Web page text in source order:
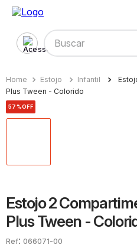
Buscar
Estojo Infantil
Plus Tween - Colorido
57%OFF
Estojo 2
Plus Tween -
: 066071-00